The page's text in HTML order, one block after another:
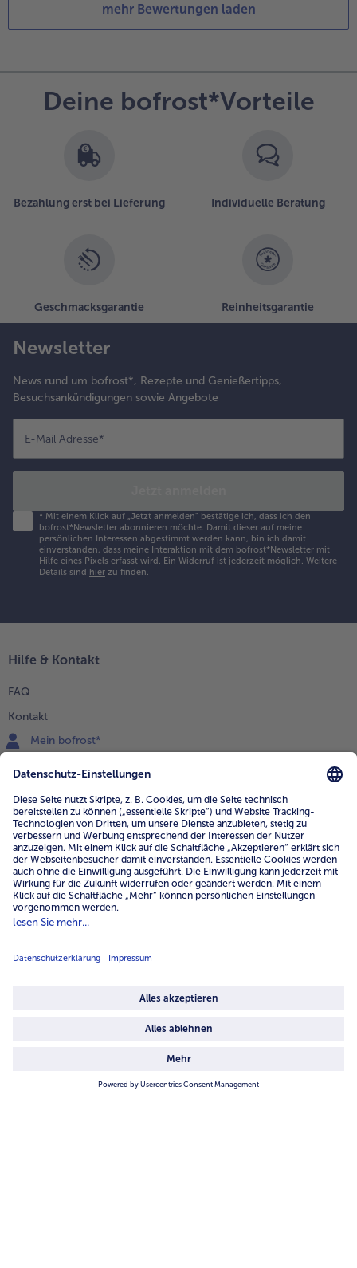
mehr Bewertungen laden
Deine bofrost*Vorteile
Bezahlung erst bei Lieferung Individuelle Beratung
Geschmacksgarantie Reinheitsgarantie
Newsletter
News rund um bofrost*, Rezepte und Genießertipps,
Besuchsankündigungen sowie Angebote
E-Mail Adresse*
* Mit einem Klick auf „Jetzt anmelden" bestätige ich, dass ich den
bofrost*Newsletter abonnieren möchte. Damit dieser auf meine
persönlichen Interessen abgestimmt werden kann, bin ich damit
einverstanden, dass meine Interaktion mit dem bofrost*Newsletter mit
Hilfe eines Pixels erfasst wird. Ein Widerruf ist jederzeit möglich. Weitere
Details sind hier zu finden.
Hilfe & Kontakt
FAQ
Kontakt
Mein bofrost*
0800 - 000 19 18
Mo.-Fr.: 7-21 Uhr Sa: 8-16 Uhr
Service
Unternehmen
Über uns